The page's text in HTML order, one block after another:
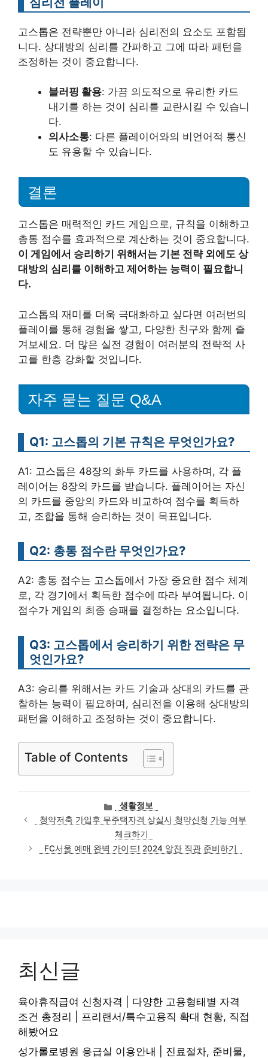
고스톱은 전략뿐만 아니라 심리전의 요소도 포함됩
니다. 상대방의 심리를 간파하고 그에 따라 패턴을
조정하는 것이 중요합니다.
블러핑 활용: 가끔 의도적으로 유리한 카드
내기를 하는 것이 심리를 교란시킬 수 있습니
다.
의사소통: 다른 플레이어와의 비언어적 통신
도 유용할 수 있습니다.
결론
고스톱은 매력적인 카드 게임으로, 규칙을 이해하고
총통 점수를 효과적으로 계산하는 것이 중요합니다.
이 게임에서 승리하기 위해서는 기본 전략 외에도 상
대방의 심리를 이해하고 제어하는 능력이 필요합니
다.
고스톱의 재미를 더욱 극대화하고 싶다면 여러번의
플레이를 통해 경험을 쌓고, 다양한 친구와 함께 즐
겨보세요. 더 많은 실전 경험이 여러분의 전략적 사
고를 한층 강화할 것입니다.
자주 묻는 질문 Q&A
Q1: 고스톱의 기본 규칙은 무엇인가요?
A1: 고스톱은 48장의 화투 카드를 사용하며, 각 플
레이어는 8장의 카드를 받습니다. 플레이어는 자신
의 카드를 중앙의 카드와 비교하여 점수를 획득하
고, 조합을 통해 승리하는 것이 목표입니다.
Q2: 총통 점수란 무엇인가요?
A2: 총통 점수는 고스톱에서 가장 중요한 점수 체계
로, 각 경기에서 획득한 점수에 따라 부여됩니다. 이
점수가 게임의 최종 승패를 결정하는 요소입니다.
Q3: 고스톱에서 승리하기 위한 전략은 무
엇인가요?
A3: 승리를 위해서는 카드 기술과 상대의 카드를 관
찰하는 능력이 필요하며, 심리전을 이용해 상대방의
패턴을 이해하고 조정하는 것이 중요합니다.
Table of Contents
카
테
고
리
생활정보
청약저축 가입후 무주택자격 상실시 청약신청 가능 여부
체크하기
FC서울 예매 완벽 가이드! 2024 알찬 직관 준비하기
최신글
육아휴직급여 신청자격 | 다양한 고용형태별 자격
조건 총정리 | 프리랜서/특수고용직 확대 현황, 직접
해봤어요
성가롤로병원 응급실 이용안내 | 진료절차, 준비물,